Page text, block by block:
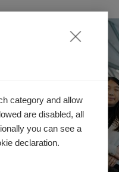
category and allow
are disabled, all
you can see a
declaration.